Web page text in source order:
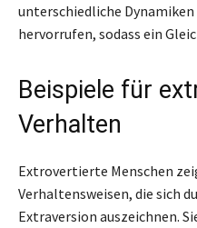
unterschiedliche
hervorrufen, sodass ein
Beispiele für
Verhalten
Extrovertierte Menschen
Verhaltensweisen, die sich
Extraversion auszeichnen.